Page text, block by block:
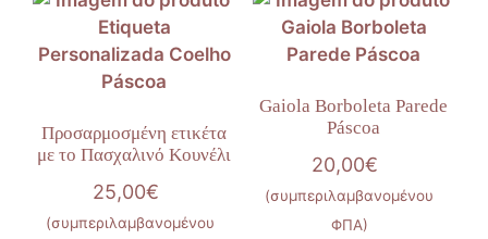
Προσαρμοσμένη ετικέτα
με το Πασχαλινό Κουνέλι
25,00€
(συμπεριλαμβανομένου
Gaiola Borboleta Parede
Páscoa
20,00€
(συμπεριλαμβανομένου
ΦΠΑ)